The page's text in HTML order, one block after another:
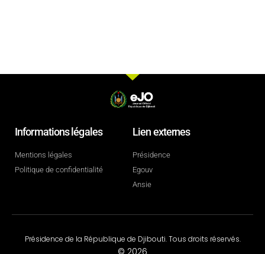
Informations légales
Mentions légales
Politique de confidentialité
Lien externes
Présidence
Egouv
Ansie
Présidence de la République de Djibouti. Tous droits réservés.
© 2026